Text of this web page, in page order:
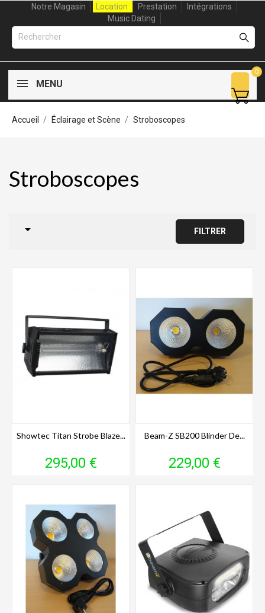
Notre Magasin Location Prestation
Intégrations
Music Dating
MENU
0
Accueil Éclairage et Scène Stroboscopes
Stroboscopes
 FILTRER
Showtec Titan Strobe Blaze...
Prix
295,00 €
Beam-Z SB200 Blinder De...
Prix
229,00 €